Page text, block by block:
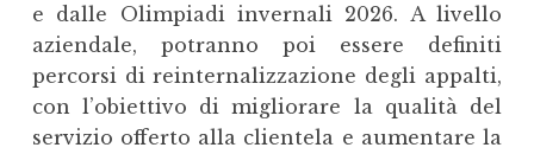
e dalle Olimpiadi invernali 2026. A livello
aziendale, potranno poi essere definiti
percorsi di reinternalizzazione degli appalti,
con l’obiettivo di migliorare la qualità del
servizio offerto alla clientela e aumentare la